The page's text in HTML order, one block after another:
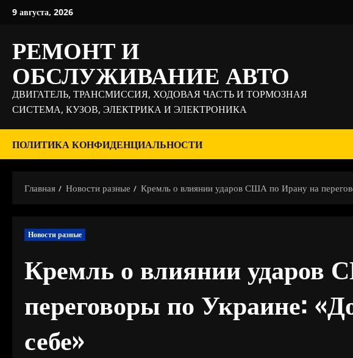
Перейти
9 августа, 2026
РЕМОНТ И
ОБСЛУЖИВАНИЕ АВТО
ДВИГАТЕЛЬ, ТРАНСМИССИЯ, ХОДОВАЯ ЧАСТЬ И ТОРМОЗНАЯ
СИСТЕМА, КУЗОВ, ЭЛЕКТРИКА И ЭЛЕКТРОНИКА
ПОЛИТИКА КОНФИДЕНЦИАЛЬНОСТИ
Главная Новости разные Кремль о влиянии ударов США по Ирану на
Новости разные
Кремль о влиянии ударов
переговоры по Украине:
себе»